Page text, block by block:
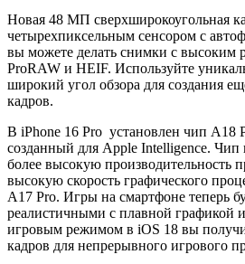
Новая 48 МП сверхширокоугольная
четырехпиксельным сенсором с
вы можете делать снимки с высоким
ProRAW и HEIF. Используйте
широкий угол обзора для создания
кадров.
В iPhone 16 Pro установлен чип A18
созданный для Apple Intelligence. Чип
более высокую производительность
высокую скорость графического
A17 Pro. Игры на смартфоне теперь
реалистичными с плавной графикой
игровым режимом в iOS 18 вы
кадров для непрерывного игрового